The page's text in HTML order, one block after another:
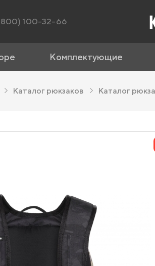
100-32-66
Комплектующие
Каталог рюкзаков Каталог